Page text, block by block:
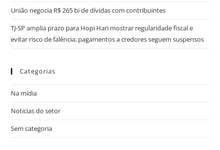
União negocia R$ 265 bi de dívidas com contribuintes
TJ-SP amplia prazo para Hopi Hari mostrar regularidade fiscal e
evitar risco de falência; pagamentos a credores seguem suspensos
Categorias
Na mídia
Noticias do setor
Sem categoria